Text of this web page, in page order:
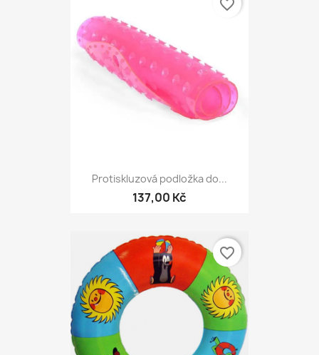
Protiskluzová podložka do...
137,00 Kč
favorite_border
favorite_border